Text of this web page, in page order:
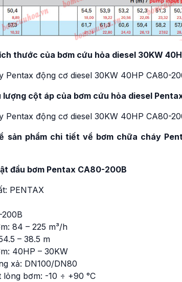
thước của bơm cứu hỏa diesel 30KW
lượng cột áp của bơm cứu hỏa diesel
sản phẩm chi tiết về bơm chữa cháy
đầu bơm Pentax CA80-200B
PENTAX
84 – 225 m³/h
– 38.5 m
40HP – 30KW
xả: DN100/DN80
lỏng bơm: -10 ÷ +90 °C